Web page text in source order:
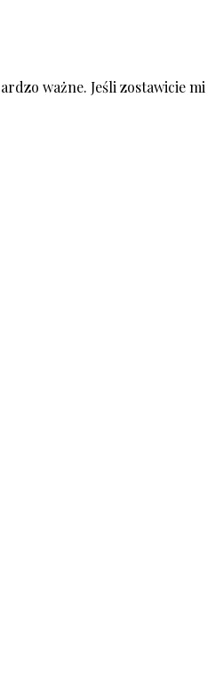
ważne. Jeśli zostawicie mi